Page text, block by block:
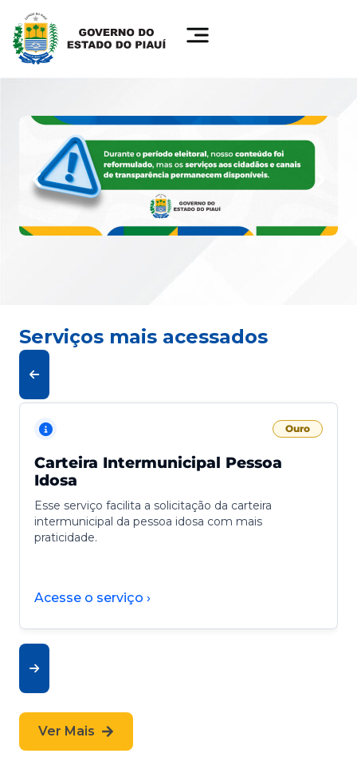
Serviços mais acessados
Ouro
Carteira Intermunicipal Pessoa
Idosa
Esse serviço facilita a solicitação da carteira
intermunicipal da pessoa idosa com mais
praticidade.
Acesse o serviço ›
Ver Mais